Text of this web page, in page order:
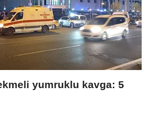
yumruklu kavga: 5